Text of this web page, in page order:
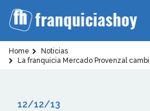
Home
Noticias
La franquicia Mercado Provenzal
12/12/13